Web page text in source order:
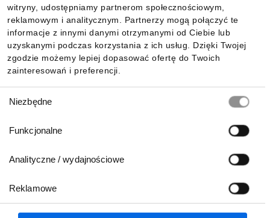
witryny, udostępniamy partnerom społecznościowym,
reklamowym i analitycznym. Partnerzy mogą połączyć te
informacje z innymi danymi otrzymanymi od Ciebie lub
uzyskanymi podczas korzystania z ich usług. Dzięki Twojej
zgodzie możemy lepiej dopasować ofertę do Twoich
zainteresowań i preferencji.
zgody
Niezbędne
Funkcjonalne
Analityczne / wydajnościowe
Reklamowe
Pobierz naszą aplikację mobilną:
801 500 700 lub 71 37 61 600